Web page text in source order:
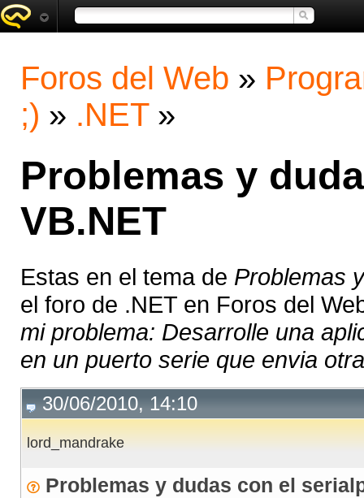
Foros del Web »
;) » .NET »
Problemas y
VB.NET
Estas en el tema de Problemas
el foro de .NET en Foros del
mi problema: Desarrolle una
en un puerto serie que envia
30/06/2010, 14:10
lord_mandrake
Problemas y dudas con el